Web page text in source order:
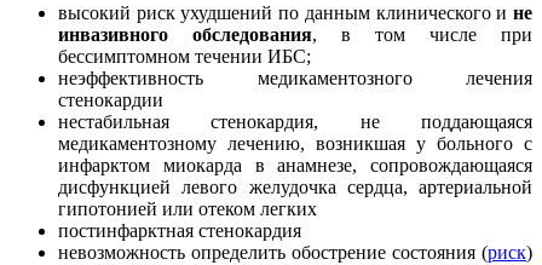
высокий риск ухудшений по данным клинического и не
инвазивного обследования, в том числе при
бессимптомном течении ИБС;
неэффективность медикаментозного лечения
стенокардии
нестабильная стенокардия, не поддающаяся
медикаментозному лечению, возникшая у больного с
инфарктом миокарда в анамнезе, сопровождающаяся
дисфункцией левого желудочка сердца, артериальной
гипотонией или отеком легких
постинфарктная стенокардия
невозможность определить обострение состояния (риск)